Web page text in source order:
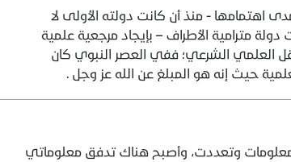
اهتمامها - منذ أن كانت دولته الأولى لا
مترامية الأطراف – بإيجاد مرجعية علمية
العلمي الشرعي؛ ففي العصر النبوي كان
حيث إنه هو المبلغ عن الله عز وجل .
وتعددت، وأصبح هناك تدفق معلوماتي